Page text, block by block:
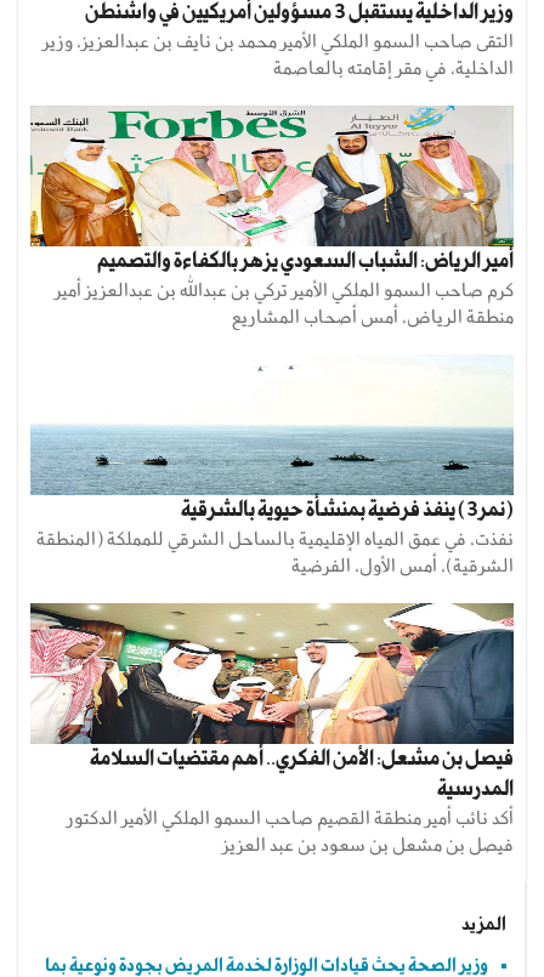
وزير الداخلية يستقبل 3 مسؤولين أمريكيين في واشنطن
التقى صاحب السمو الملكي الأمير محمد بن نايف بن عبدالعزيز، وزير
الداخلية، في مقر إقامته بالعاصمة
أمير الرياض: الشباب السعودي يزهر بالكفاءة والتصميم
كرم صاحب السمو الملكي الأمير تركي بن عبدالله بن عبدالعزيز أمير
منطقة الرياض، أمس أصحاب المشاريع
(نمر3) ينفذ فرضية بمنشأة حيوية بالشرقية
نفذت، في عمق المياه الإقليمية بالساحل الشرقي للمملكة (المنطقة
الشرقية)، أمس الأول، الفرضية
فيصل بن مشعل: الأمن الفكري.. أهم مقتضيات السلامة
المدرسية
أكد نائب أمير منطقة القصيم صاحب السمو الملكي الأمير الدكتور
فيصل بن مشعل بن سعود بن عبد العزيز
المزيد
وزير الصحة يحث قيادات الوزارة لخدمة المريض بجودة ونوعية بما